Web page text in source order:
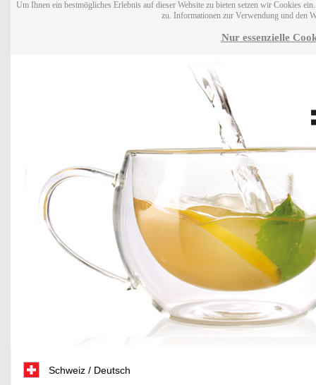
Um Ihnen ein bestmögliches Erlebnis auf dieser Website zu bieten setzen wir Cookies
zu. Informationen zur Verwendung und den
Nur essenzielle
Schweiz / Deutsch